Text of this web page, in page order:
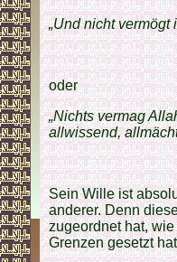
„Und nicht vermögt
oder
„Nichts vermag
allwissend,
Sein Wille ist
anderer. Denn
zugeordnet hat,
Grenzen gesetzt